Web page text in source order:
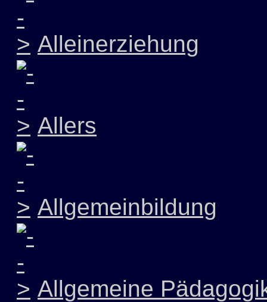
Alleinerziehung
Allers
Allgemeinbildung
Allgemeine